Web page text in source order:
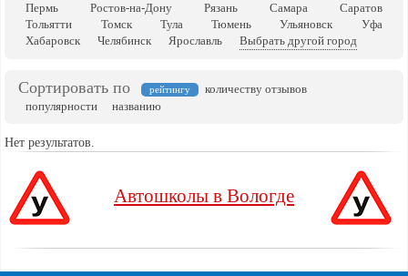
Пермь
Ростов-на-Дону Рязань Самара
Саратов
Тольятти
Томск Тула Тюмень Ульяновск
Уфа
Хабаровск
Челябинск Ярославль Выбрать другой город
Сортировать по рейтингу
количеству отзывов
популярности
названию
Нет результатов.
Автошколы в Вологде